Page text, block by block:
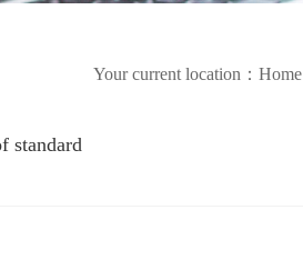
Your current location： Home
standard